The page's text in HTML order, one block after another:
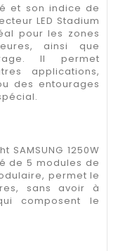
et son indice de
LED Stadium
pour les zones
ainsi que
Il permet
applications,
des entourages
SAMSUNG 1250W
de 5 modules de
permet le
sans avoir à
composent le